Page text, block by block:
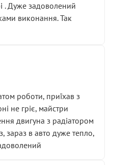
. Дуже задоволений
виконання. Так
роботи, приїхав з
не гріє, майстри
двигуна з радіатором
зараз в авто дуже тепло,